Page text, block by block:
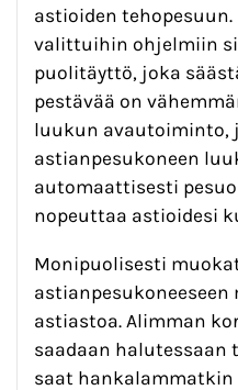
astioiden
valittuihin ohjelmiin
puolitäyttö, joka
pestävää on
luukun avautoiminto,
astianpesukoneen
automaattisesti
nopeuttaa astioidesi
Monipuolisesti
astianpesukoneeseen
astiastoa. Alimman
saadaan
saat